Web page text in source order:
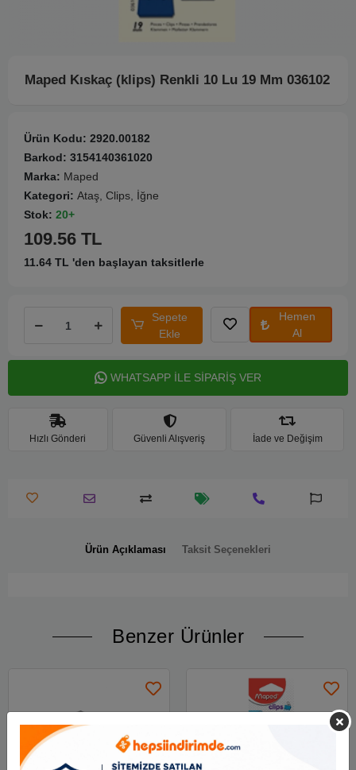
Maped Kıskaç (klips) Renkli 10 Lu 19 Mm 036102
Ürün Kodu: 2920.00182
Barkod: 3154140361020
Marka: Maped
Kategori: Ataş, Clips, İğne
Stok: 20+
109.56 TL
11.64 TL 'den başlayan taksitlerle
Sepete
Ekle
Hemen
Al
WHATSAPP İLE SİPARİŞ VER
Hızlı Gönderi Güvenli Alışveriş İade ve Değişim
Ürün Açıklaması Taksit Seçenekleri
Benzer Ürünler